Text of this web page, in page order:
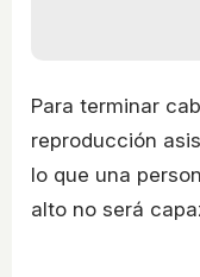
Para terminar
reproducción
lo que una
alto no será